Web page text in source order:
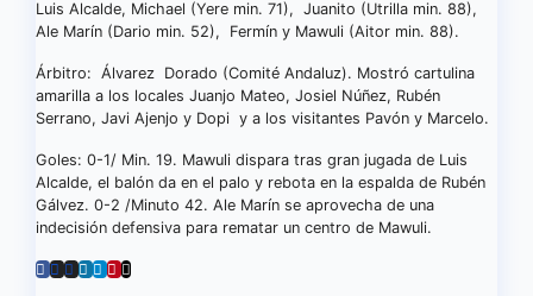
Luis Alcalde, Michael (Yere min. 71), Juanito (Utrilla min. 88),
Ale Marín (Dario min. 52), Fermín y Mawuli (Aitor min. 88).
Árbitro: Álvarez Dorado (Comité Andaluz). Mostró cartulina
amarilla a los locales Juanjo Mateo, Josiel Núñez, Rubén
Serrano, Javi Ajenjo y Dopi y a los visitantes Pavón y Marcelo.
Goles: 0-1/ Min. 19. Mawuli dispara tras gran jugada de Luis
Alcalde, el balón da en el palo y rebota en la espalda de Rubén
Gálvez. 0-2 /Minuto 42. Ale Marín se aprovecha de una
indecisión defensiva para rematar un centro de Mawuli.